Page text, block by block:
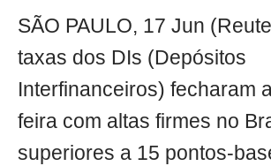
SÃO PAULO, 17 Jun
taxas dos DIs (Depósitos
Interfinanceiros) fecharam
feira com altas firmes no
superiores a 15 pontos-